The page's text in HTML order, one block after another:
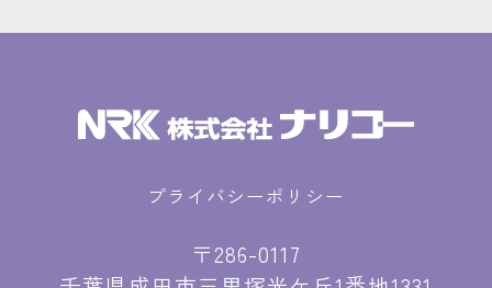
プライバシーポリシー
〒286-0117